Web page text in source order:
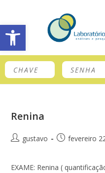
Barra de Ferramentas Aberta
Renina
gustavo fevereiro
EXAME: Renina (